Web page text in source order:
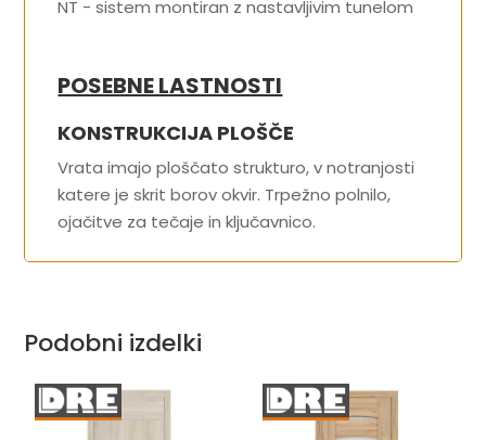
NT - sistem montiran z nastavljivim tunelom
POSEBNE LASTNOSTI
KONSTRUKCIJA PLOŠČE
Vrata imajo ploščato strukturo, v notranjosti
katere je skrit borov okvir. Trpežno polnilo,
ojačitve za tečaje in ključavnico.
Podobni izdelki